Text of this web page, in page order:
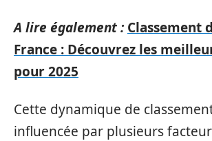
A lire également : Classement
France : Découvrez les
pour 2025
Cette dynamique de
influencée par plusieurs